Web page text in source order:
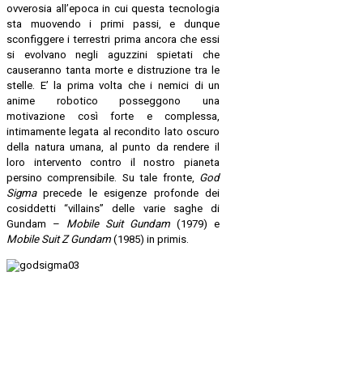
ovverosia all’epoca in cui questa tecnologia
sta muovendo i primi passi, e dunque
sconfiggere i terrestri prima ancora che essi
si evolvano negli aguzzini spietati che
causeranno tanta morte e distruzione tra le
stelle. E’ la prima volta che i nemici di un
anime robotico posseggono una
motivazione così forte e complessa,
intimamente legata al recondito lato oscuro
della natura umana, al punto da rendere il
loro intervento contro il nostro pianeta
persino comprensibile. Su tale fronte, God
Sigmaprecede le esigenze profonde dei
cosiddetti “villains” delle varie saghe di
Gundam – Mobile Suit Gundam (1979) e
Mobile Suit Z Gundam (1985) in primis.